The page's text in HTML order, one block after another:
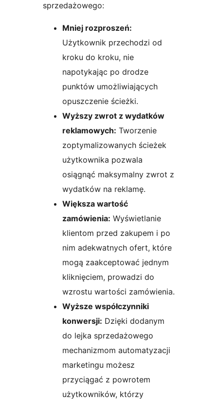
sprzedażowego:
Mniej rozproszeń:
Użytkownik przechodzi od
kroku do kroku, nie
napotykając po drodze
punktów umożliwiających
opuszczenie ścieżki.
Wyższy zwrot z wydatków
reklamowych: Tworzenie
zoptymalizowanych ścieżek
użytkownika pozwala
osiągnąć maksymalny zwrot z
wydatków na reklamę.
Większa wartość
zamówienia: Wyświetlanie
klientom przed zakupem i po
nim adekwatnych ofert, które
mogą zaakceptować jednym
kliknięciem, prowadzi do
wzrostu wartości zamówienia.
Wyższe współczynniki
konwersji: Dzięki dodanym
do lejka sprzedażowego
mechanizmom automatyzacji
marketingu możesz
przyciągać z powrotem
użytkowników, którzy